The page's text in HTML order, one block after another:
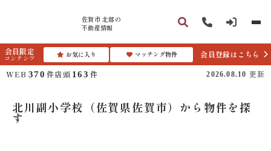
佐賀市 北部の
不動産情報
会員限定
コンテンツ お気に入り マッチング物件
会員登録はこちら
WEB 370 件店頭 163 件 2026.08.10 更新
北川副小学校（佐賀県佐賀市）から物件を探
す